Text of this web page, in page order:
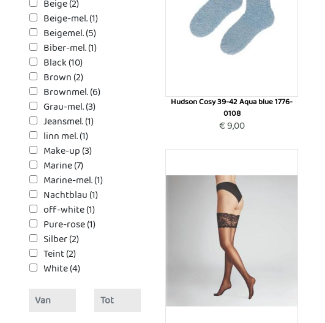
Beige (2)
Beige-mel. (1)
Beigemel. (5)
Biber-mel. (1)
Black (10)
Brown (2)
Brownmel. (6)
Grau-mel. (3)
Jeansmel. (1)
linn mel. (1)
Make-up (3)
Marine (7)
Marine-mel. (1)
Nachtblau (1)
off-white (1)
Pure-rose (1)
Silber (2)
Teint (2)
White (4)
Hudson Cosy 39-42 Aqua blue 1776-
0108
€ 9,00